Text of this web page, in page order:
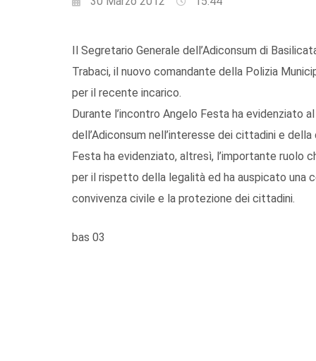
Il Segretario Generale dell’Adiconsum di
Trabaci, il nuovo comandante della Polizia
per il recente incarico.
Durante l’incontro Angelo Festa ha evidenziato
dell’Adiconsum nell’interesse dei cittadini e
Festa ha evidenziato, altresì, l’importante ruolo
per il rispetto della legalità ed ha auspicato una
convivenza civile e la protezione dei cittadini.
bas 03